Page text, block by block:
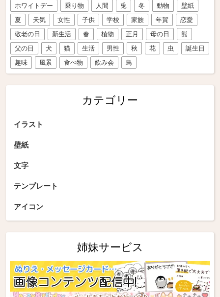
ホワイトデー
乗り物 人間 兎 冬 動物
壁紙
夏
天気 女性 子供 学校 家族 年賀
恋愛
敬老の日
新生活 春 植物 正月 母の日
熊
父の日
犬 猫 生活 男性 秋 花 虫
誕生日
趣味
風景 食べ物 飲み会 鳥
カテゴリー
イラスト
壁紙
文字
テンプレート
アイコン
姉妹サービス